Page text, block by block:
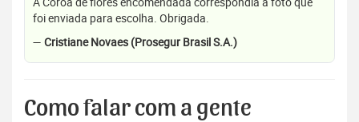
foi enviada para escolha. Obrigada.
— Cristiane Novaes (Prosegur Brasil S.A.)
Como falar com a gente